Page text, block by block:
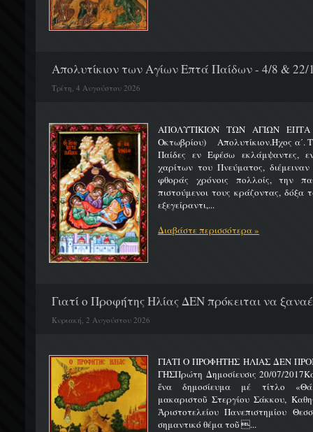
Απολυτίκιον των Αγίων Επτά Παίδων - 4/8 & 22/
Τρίτη, 4 Αυγούστου 2026
ΑΠΟΛΥΤΙΚΙΟΝ ΤΩΝ ΑΓΙΩΝ ΕΠΤΑ
Οκτωβρίου) Απολυτίκιον.Ήχος α΄.
Παίδες εν Εφέσω εκλάμψαντες,
χαρίτων του Πνεύματος,
φθοράς χρόνοις πολλοίς, την
πιστούμενοι τους κράζοντας,
εξεγείραντι,...
Διαβάστε περισσότερα »
Γιατί ο Προφήτης Ηλίας ΔΕΝ πρόκειται να
Κυριακή, 2 Αυγούστου 2026
ΓΙΑΤΙ Ο ΠΡΟΦΗΤΗΣ ΗΛΙΑΣ ΔΕΝ
ΓΗΣΠρώτη Δημοσίευσις 20/07/
ἕνα δημοσίευμα μέ τίτλο
μακαριστοῦ Στεργίου Σάκκου,
Ἀριστοτελείου Πανεπιστημίου
σημαντικό θέμα τοῦ ...